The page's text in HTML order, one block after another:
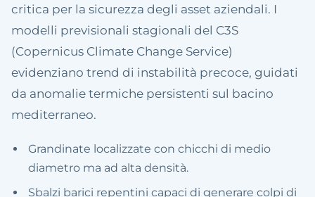
critica per la sicurezza degli asset aziendali. I
modelli previsionali stagionali del C3S
(Copernicus Climate Change Service)
evidenziano trend di instabilità precoce, guidati
da anomalie termiche persistenti sul bacino
mediterraneo.
Grandinate localizzate con chicchi di medio
diametro ma ad alta densità.
Sbalzi barici repentini capaci di generare colpi di